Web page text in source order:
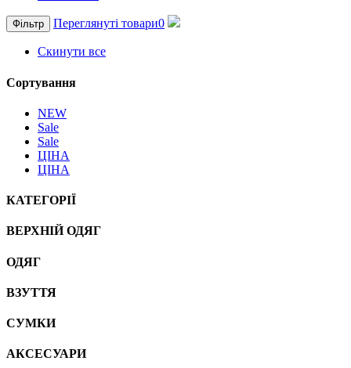
Фільтр Переглянуті товари0
Скинути все
Сортування
NEW
Sale
Sale
ЦІНА
ЦІНА
КАТЕГОРІЇ
ВЕРХНІЙ ОДЯГ
ОДЯГ
ВЗУТТЯ
СУМКИ
АКСЕСУАРИ